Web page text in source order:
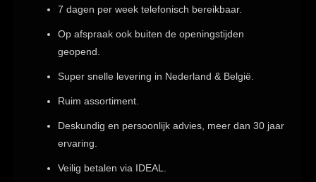
7 dagen per week telefonisch bereikbaar.
Op afspraak ook buiten de openingstijden
geopend.
Super snelle levering in Nederland & België.
Ruim assortiment.
Deskundig en persoonlijk advies, meer dan 30 jaar
ervaring.
Veilig betalen via IDEAL.